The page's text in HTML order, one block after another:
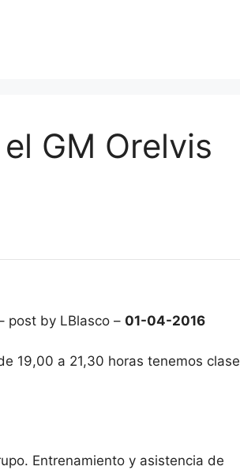
GM Orelvis
post by LBlasco – 01-04-2016
19,00 a 21,30 horas tenemos clase
Entrenamiento y asistencia de